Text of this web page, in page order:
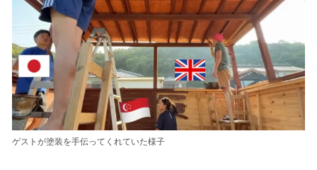
ゲストが塗装を手伝ってくれていた様子